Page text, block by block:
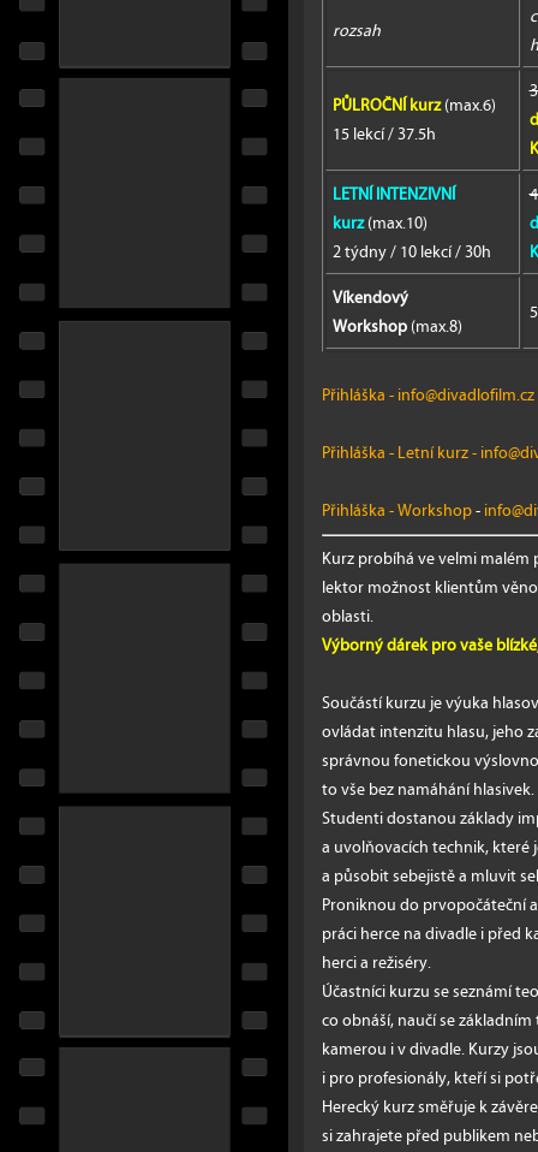
rozsah
PŮLROČNÍ kurz(max.6)
15 lekcí / 37.5h
LETNÍ INTENZIVNÍ
kurz(max.10)
2 týdny / 10 lekcí / 30h
Víkendový
Workshop(max.8)
Přihláška-info@divadlofilm.cz
Přihláška - Letní kurz-
Přihláška - Workshop-
Kurz probíhá ve velmi
lektor možnost klientům
oblasti.
Výborný dárek pro vaše
Součástí kurzu je výuka
ovládat intenzitu hlasu, jeho
správnou fonetickou
to vše bez namáhání hlasivek.
Studenti dostanou základy
a uvolňovacích technik,
a působit sebejistě a mluvit
Proniknou do prvopočáteční
práci herce na divadle i před
herci a režiséry.
Účastníci kurzu se seznámí
co obnáší, naučí se
kamerou i v divadle. Kurzy
i pro profesionály, kteří si
Herecký kurz směřuje k
si zahrajete před publikem